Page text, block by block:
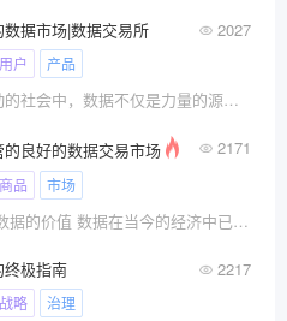
据市场|数据交易所 2027
用户 产品
在当今数据驱动的社会中，数据不仅是力量的源泉，而且是推动业务成功、为决策提供信息并释放新机遇的重要资产。
良好的数据交易市场 2171
商品 市场
一 现代经济中数据的价值 数据在当今的经济中已变??
极指南 2217
战略 治理